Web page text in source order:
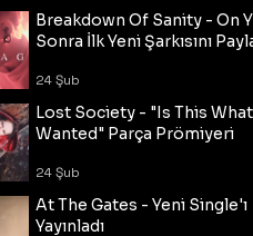
Breakdown Of Sanity - On
Sonra İlk Yeni Şarkısını
24 Şub
Lost Society - "Is This
Wanted" Parça Prömiyeri
24 Şub
At The Gates - Yeni Single'ı
Yayınladı